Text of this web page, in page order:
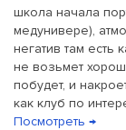
школа начала
медунивере),
негатив там есть
не возьмет
побудет, и
как клуб по
Посмотреть →